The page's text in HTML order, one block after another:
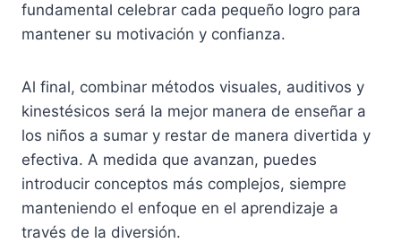
fundamental celebrar cada pequeño logro para
mantener su motivación y confianza.
Al final, combinar métodos visuales, auditivos y
kinestésicos será la mejor manera de enseñar a
los niños a sumar y restar de manera divertida y
efectiva. A medida que avanzan, puedes
introducir conceptos más complejos, siempre
manteniendo el enfoque en el aprendizaje a
través de la diversión.